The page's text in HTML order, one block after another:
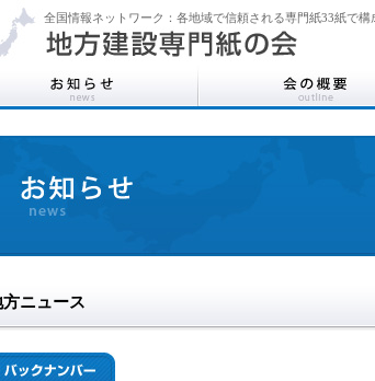
全国情報ネットワーク：各地域で信頼される専門紙33紙で構
方ニュース